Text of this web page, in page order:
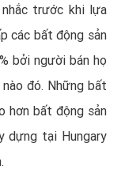
trước khi lựa
các bất động sản
bởi người bán họ
đó. Những bất
hơn bất động sản
dựng tại Hungary